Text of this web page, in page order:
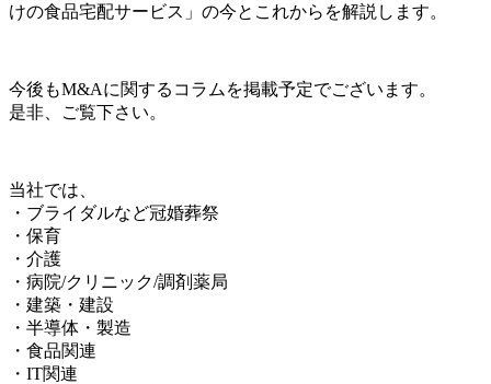
けの食品宅配サービス」の今とこれからを解説します。
今後もM&Aに関するコラムを掲載予定でございます。
是非、ご覧下さい。
当社では、
・ブライダルなど冠婚葬祭
・保育
・介護
・病院/クリニック/調剤薬局
・建築・建設
・半導体・製造
・食品関連
・IT関連